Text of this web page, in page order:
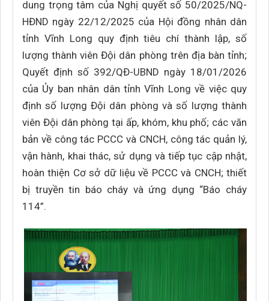
dung trọng tâm của Nghị quyết số 50/2025/NQ-
HĐND ngày 22/12/2025 của Hội đồng nhân dân
tỉnh Vĩnh Long quy định tiêu chí thành lập, số
lượng thành viên Đội dân phòng trên địa bàn tỉnh;
Quyết định số 392/QĐ-UBND ngày 18/01/2026
của Ủy ban nhân dân tỉnh Vĩnh Long về việc quy
định số lượng Đội dân phòng và số lượng thành
viên Đội dân phòng tại ấp, khóm, khu phố; các văn
bản về công tác PCCC và CNCH, công tác quản lý,
vận hành, khai thác, sử dụng và tiếp tục cập nhật,
hoàn thiện Cơ sở dữ liệu về PCCC và CNCH; thiết
bị truyền tin báo cháy và ứng dụng “Báo cháy
114”.